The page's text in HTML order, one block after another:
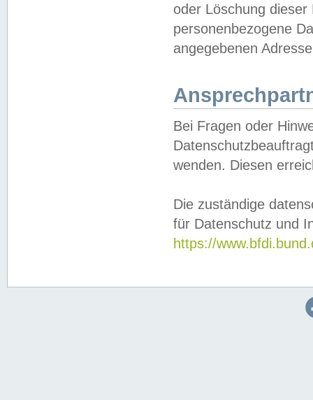
oder Löschung
personenbezogene
angegebenen
Bei Fragen oder
wenden. Diesen
Die zuständige
für Datenschutz und
https://